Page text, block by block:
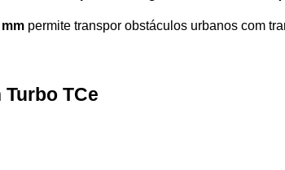
permite transpor obstáculos urbanos com
TCe